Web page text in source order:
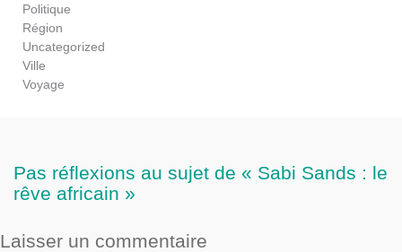
Politique
Région
Uncategorized
Ville
Voyage
Pas réflexions au sujet de « Sabi Sands : le
rêve africain »
Laisser un commentaire